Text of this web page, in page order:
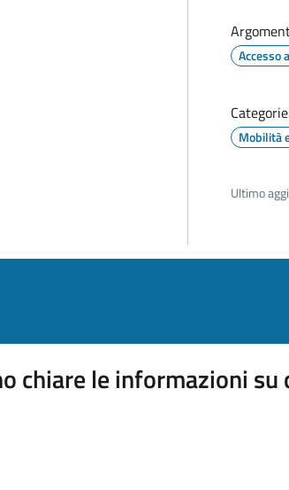
Accesso
Mobilità
Ultimo
chiare le informazioni su